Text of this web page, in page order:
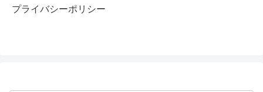
プライバシーポリシー